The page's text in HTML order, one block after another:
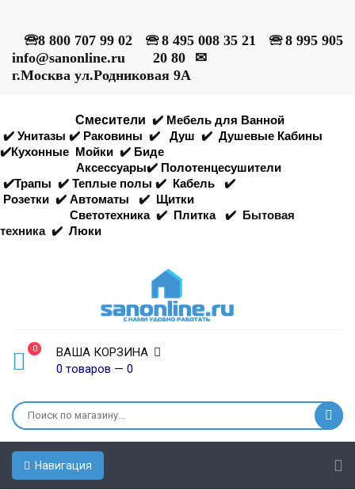
🕾8 800 707 99 02 🕾 8 495 008 35 21 🕾 8 995 905
20 80
✉
info@sanonline.ru
г.Москва ул.Родниковая 9А
Смесители ✔️ Мебель для Ванной
✔️ Унитазы ✔️ Раковины ✔️ Душ ✔️ Душевые Кабины
✔️Кухонные Мойки ✔️ Биде
Аксессуары✔️ Полотенцесушители
✔️Трапы ✔️ Теплые полы ✔️ Кабель
✔️
Розетки ✔️ Автоматы ✔️ Щитки
Светотехника ✔️ Плитка ✔️ Бытовая
техника ✔️ Люки
0
ВАША КОРЗИНА
0 товаров — 0
Навигация